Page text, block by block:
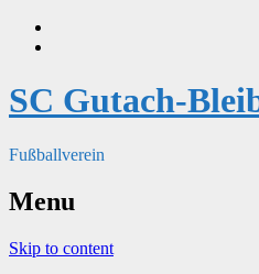
SC Gutach-
Fußballverein
Menu
Skip to content